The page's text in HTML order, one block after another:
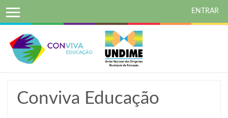
para
conteúdo
principal
ENTRAR
Conviva Educação